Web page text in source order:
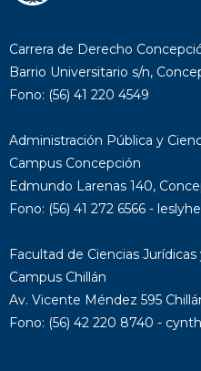
Carrera de Derecho
Barrio Universitario s/n,
Fono: (56) 41 220 4549
Administración Pública y
Campus Concepción
Edmundo Larenas 140,
Fono: (56) 41 272 6566 -
Facultad de Ciencias Jurídicas
Campus Chillán
Av. Vicente Méndez 595
Fono: (56) 42 220 8740 -